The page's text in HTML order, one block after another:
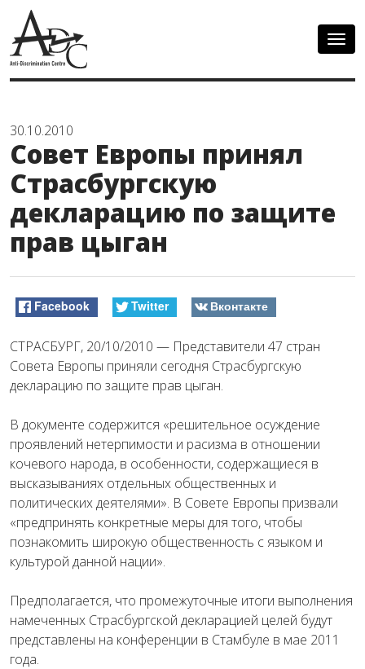
30.10.2010
Совет Европы принял
Страсбургскую
декларацию по защите
прав цыган
Facebook Twitter Вконтакте
СТРАСБУРГ, 20/10/2010 — Представители 47 стран
Совета Европы приняли сегодня Страсбургскую
декларацию по защите прав цыган.
В документе содержится «решительное осуждение
проявлений нетерпимости и расизма в отношении
кочевого народа, в особенности, содержащиеся в
высказываниях отдельных общественных и
политических деятелями». В Совете Европы призвали
«предпринять конкретные меры для того, чтобы
познакомить широкую общественность с языком и
культурой данной нации».
Предполагается, что промежуточные итоги выполнения
намеченных Страсбургской декларацией целей будут
представлены на конференции в Стамбуле в мае 2011
года.